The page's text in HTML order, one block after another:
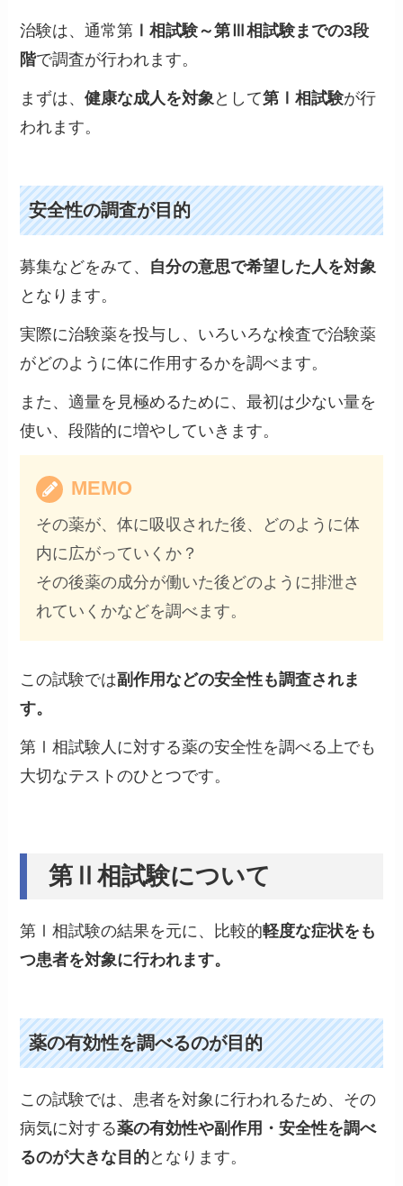
治験は、通常第 Ⅰ相試験～第Ⅲ相試験までの3段
階で調査が行われます。
まずは、健康な成人を対象 として第Ⅰ相試験が行
われます。
安全性の調査が目的
募集などをみて、 自分の意思で希望した人を対象
となります。
実際に治験薬を投与し、いろいろな検査で治験薬
がどのように体に作用するかを調べます。
また、適量を見極めるために、最初は少ない量を
使い、段階的に増やしていきます。
MEMO
その薬が、体に吸収された後、どのように体
内に広がっていくか？
その後薬の成分が働いた後どのように排泄さ
れていくかなどを調べます。
この試験では副作用などの安全性も調査されま
す。
第Ⅰ相試験人に対する薬の安全性を調べる上でも
大切なテストのひとつです。
第Ⅱ相試験について
第Ⅰ相試験の結果を元に、比較的軽度な症状をも
つ患者を対象に行われます。
薬の有効性を調べるのが目的
この試験では、患者を対象に行われるため、その
病気に対する薬の有効性や副作用・安全性を調べ
るのが大きな目的となります。